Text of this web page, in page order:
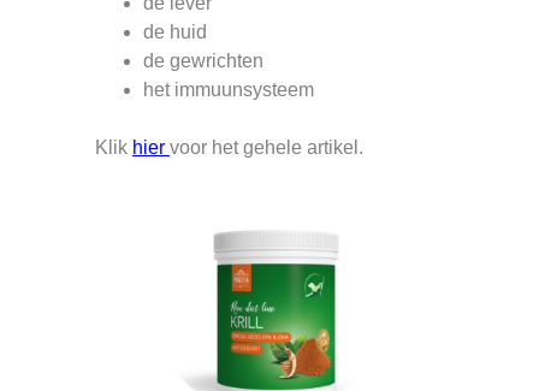
de huid
de gewrichten
het immuunsysteem
Klik hier voor het gehele artikel.